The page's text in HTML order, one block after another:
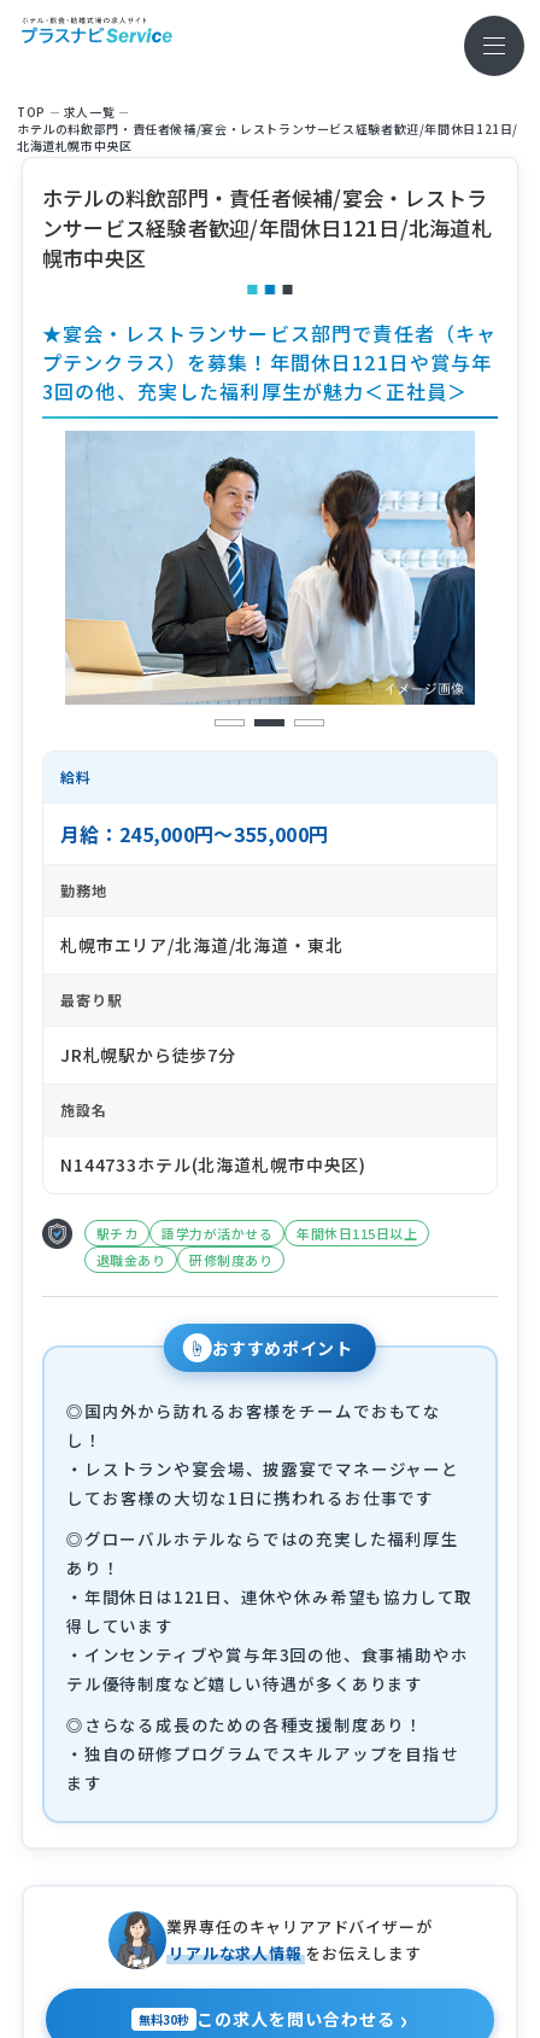
TOP
求⼈⼀覧
ホテルの料飲部門・責任者候補/宴会・レストランサービス経験者歓迎/年間休日121日/
北海道札幌市中央区
ホテルの料飲部門・責任者候補/宴会・レストラ
ンサービス経験者歓迎/年間休日121日/北海道札
幌市中央区
★宴会・レストランサービス部門で責任者（キャ
プテンクラス）を募集！年間休日121日や賞与年
3回の他、充実した福利厚生が魅力＜正社員＞
1 2 3
給料
月給：245,000円～355,000円
勤務地
札幌市エリア/北海道/北海道・東北
最寄り駅
JR札幌駅から徒歩7分
施設名
N144733ホテル(北海道札幌市中央区)
駅チカ 語学力が活かせる
年間休日115日以上
退職金あり
研修制度あり
☝ おすすめポイント
◎国内外から訪れるお客様をチームでおもてな
し！
・レストランや宴会場、披露宴でマネージャーと
してお客様の大切な1日に携われるお仕事です
◎グローバルホテルならではの充実した福利厚生
あり！
・年間休日は121日、連休や休み希望も協力して取
得しています
・インセンティブや賞与年3回の他、食事補助やホ
テル優待制度など嬉しい待遇が多くあります
◎さらなる成長のための各種支援制度あり！
・独自の研修プログラムでスキルアップを目指せ
ます
業界専任のキャリアアドバイザーが
リアルな求人情報をお伝えします
無料30秒 この求人を問い合わせる ›